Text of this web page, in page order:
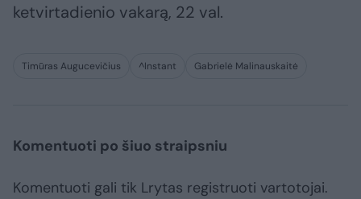
ketvirtadienio vakarą, 22 val.
Timūras Augucevičius ^Instant Gabrielė Malinauskaitė
Komentuoti po šiuo straipsniu
Komentuoti gali tik Lrytas registruoti vartotojai.